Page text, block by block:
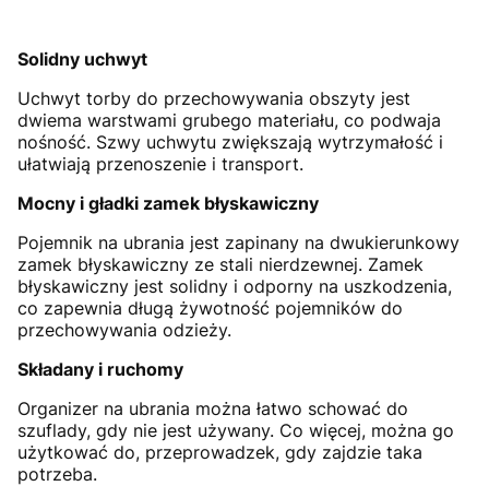
Solidny uchwyt
Uchwyt torby do przechowywania obszyty jest
dwiema warstwami grubego materiału, co podwaja
nośność. Szwy uchwytu zwiększają wytrzymałość i
ułatwiają przenoszenie i transport.
Mocny i gładki zamek błyskawiczny
Pojemnik na ubrania jest zapinany na dwukierunkowy
zamek błyskawiczny ze stali nierdzewnej. Zamek
błyskawiczny jest solidny i odporny na uszkodzenia,
co zapewnia długą żywotność pojemników do
przechowywania odzieży.
Składany i ruchomy
Organizer na ubrania można łatwo schować do
szuflady, gdy nie jest używany. Co więcej, można go
użytkować do, przeprowadzek, gdy zajdzie taka
potrzeba.